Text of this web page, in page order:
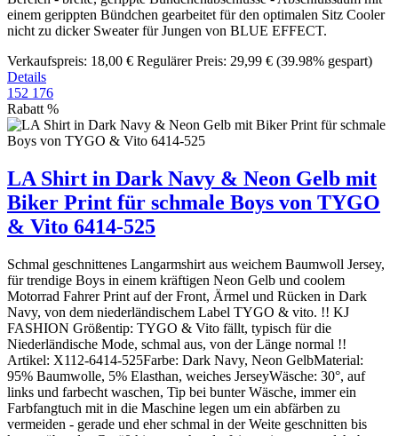
einem gerippten Bündchen gearbeitet für den optimalen Sitz Cooler
nicht zu dicker Sweater für Jungen von BLUE EFFECT.
Verkaufspreis: 18,00 € Regulärer Preis: 29,99 € (39.98% gespart)
Details
152 176
Rabatt %
LA Shirt in Dark Navy & Neon Gelb mit
Biker Print für schmale Boys von TYGO
& Vito 6414-525
Schmal geschnittenes Langarmshirt aus weichem Baumwoll Jersey,
für trendige Boys in einem kräftigen Neon Gelb und coolem
Motorrad Fahrer Print auf der Front, Ärmel und Rücken in Dark
Navy, von dem niederländischem Label TYGO & vito. !! KJ
FASHION Größentip: TYGO & Vito fällt, typisch für die
Niederländische Mode, schmal aus, von der Länge normal !!
Artikel: X112-6414-525Farbe: Dark Navy, Neon GelbMaterial:
95% Baumwolle, 5% Elasthan, weiches JerseyWäsche: 30°, auf
links und farbecht waschen, Tip bei bunter Wäsche, immer ein
Farbfangtuch mit in die Maschine legen um ein abfärben zu
vermeiden - gerade und eher schmal in der Weite geschnitten bis